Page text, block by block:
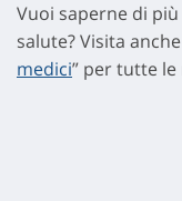
Vuoi saperne di
salute? Visita
medici” per tutte